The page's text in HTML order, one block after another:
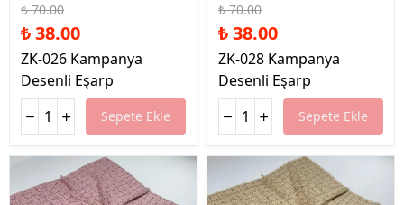
₺ 70.00
₺ 38.00
ZK-026 Kampanya
Desenli Eşarp
Sepete Ekle
₺ 70.00
₺ 38.00
ZK-028 Kampanya
Desenli Eşarp
Sepete Ekle